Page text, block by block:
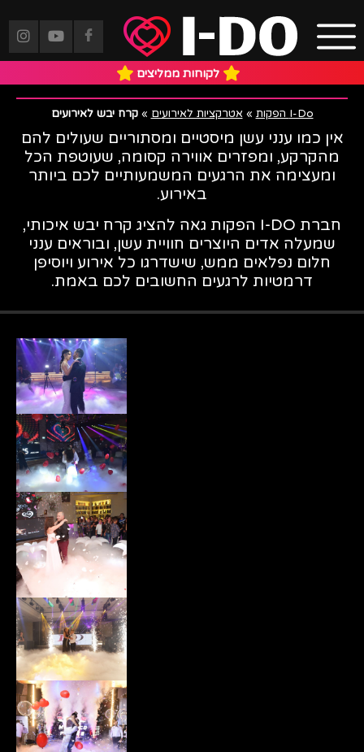
לקוחות ממליצים
קרח יבש לאירועים
I-Do הפקות » אטרקציות לאירועים »קרח יבש לאירועים
אין כמו ענני עשן מיסטיים ומסתוריים שעולים להם
מהקרקע, ומפזרים אווירה קסומה, שעוטפת הכל
ומעצימה את הרגעים המשמעותיים לכם ביותר
באירוע.
חברת I-DO הפקות גאה להציג קרח יבש איכותי,
שמעלה אדים היוצרים חוויית עשן, ובוראים ענני
חלום נפלאים ממש, שישדרגו כל אירוע ויוסיפן
דרמטיות לרגעים החשובים לכם באמת.